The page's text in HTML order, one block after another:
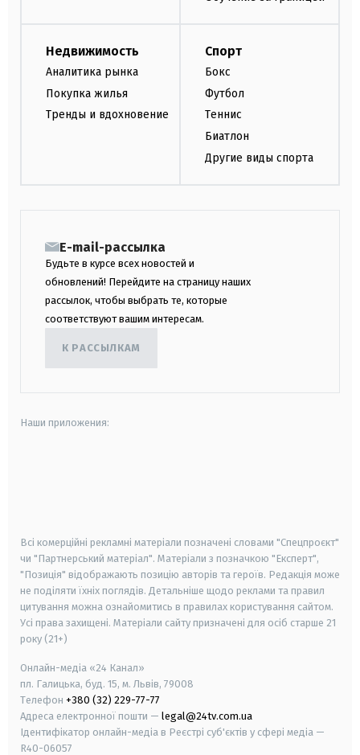
Недвижимость
Аналитика рынка
Покупка жилья
Тренды и вдохновение
Спорт
Бокс
Футбол
Теннис
Биатлон
Другие виды спорта
E-mail-рассылка
Будьте в курсе всех новостей и
обновлений! Перейдите на страницу наших
рассылок, чтобы выбрать те, которые
соответствуют вашим интересам.
К РАССЫЛКАМ
Наши приложения:
Всі комерційні рекламні матеріали позначені словами "Спецпроєкт"
чи "Партнерський матеріал". Матеріали з позначкою "Експерт",
"Позиція" відображають позицію авторів та героїв. Редакція може
не поділяти їхніх поглядів. Детальніше щодо реклами та правил
цитування можна ознайомитись в правилах користування сайтом.
Усі права захищені. Матеріали сайту призначені для осіб старше 21
року (21+)
Онлайн-медіа «24 Канал»
пл. Галицька, буд. 15, м. Львів, 79008
Телефон +380 (32) 229-77-77
Адреса електронної пошти — legal@24tv.com.ua
Ідентифікатор онлайн-медіа в Реєстрі суб'єктів у сфері медіа —
R40-06057